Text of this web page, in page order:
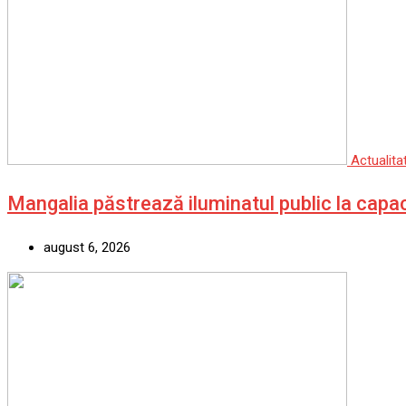
Mangalia păstrează iluminatul public la
august 6, 2026